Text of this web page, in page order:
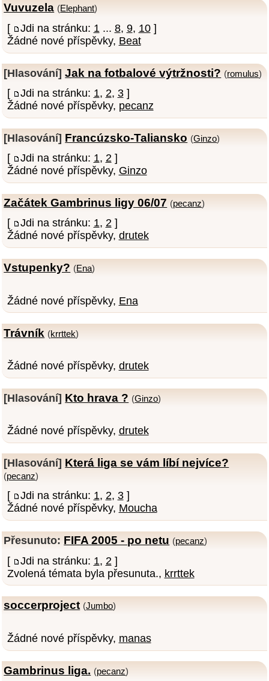
Vuvuzela (Elephant)
[ Jdi na stránku: 1 ... 8, 9, 10]
Žádné nové příspěvky, Beat
[Hlasování] Jak na fotbalové výtržnosti? (romulus)
[ Jdi na stránku: 1, 2, 3]
Žádné nové příspěvky, pecanz
[Hlasování] Francúzsko-Taliansko (Ginzo)
[ Jdi na stránku: 1, 2]
Žádné nové příspěvky, Ginzo
Začátek Gambrinus ligy 06/07 (pecanz)
[ Jdi na stránku: 1, 2]
Žádné nové příspěvky, drutek
Vstupenky? (Ena)
Žádné nové příspěvky, Ena
Trávník (krrttek)
Žádné nové příspěvky, drutek
[Hlasování] Kto hrava ? (Ginzo)
Žádné nové příspěvky, drutek
[Hlasování] Která liga se vám líbí nejvíce?
(pecanz)
[ Jdi na stránku: 1, 2, 3]
Žádné nové příspěvky, Moucha
Přesunuto: FIFA 2005 - po netu (pecanz)
[ Jdi na stránku: 1, 2 ]
Zvolená témata byla přesunuta., krrttek
soccerproject (Jumbo)
Žádné nové příspěvky, manas
Gambrinus liga. (pecanz)